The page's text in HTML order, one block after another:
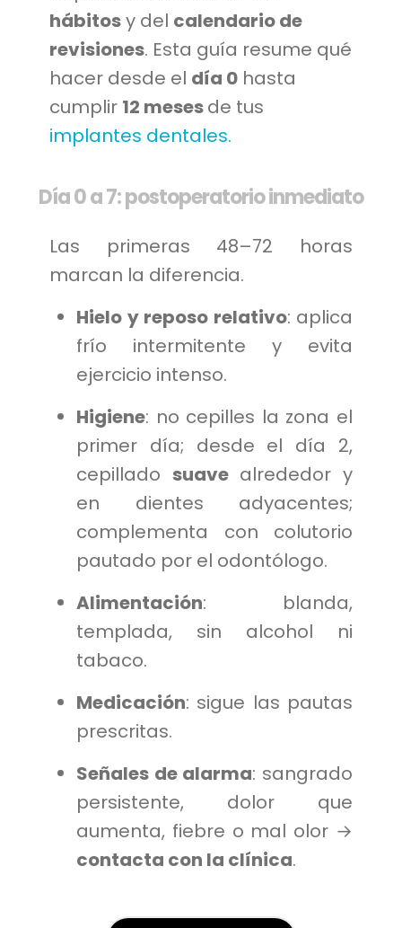
hábitosy del calendario de
revisiones. Esta guía resume qué
hacer desde el día 0 hasta
cumplir 12 mesesde tus
implantes dentales.
Día 0 a 7: postoperatorio inmediato
Las primeras 48–72 horas
marcan la diferencia.
Hielo y reposo relativo: aplica
frío intermitente y evita
ejercicio intenso.
Higiene: no cepilles la zona el
primer día; desde el día 2,
cepillado suavealrededor y
en dientes adyacentes;
complementa con colutorio
pautado por el odontólogo.
Alimentación: blanda,
templada, sin alcohol ni
tabaco.
Medicación: sigue las pautas
prescritas.
Señales de alarma: sangrado
persistente, dolor que
aumenta, fiebre o mal olor →
contacta con la clínica.